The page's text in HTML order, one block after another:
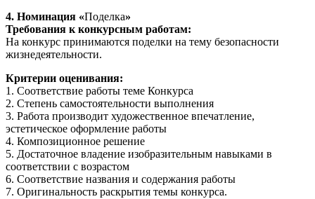
4. Номинация «Поделка»
Требования к конкурсным работам:
На конкурс принимаются поделки на тему безопасности
жизнедеятельности.
Критерии оценивания:
1. Соответствие работы теме Конкурса
2. Степень самостоятельности выполнения
3. Работа производит художественное впечатление,
эстетическое оформление работы
4. Композиционное решение
5. Достаточное владение изобразительным навыками в
соответствии с возрастом
6. Соответствие названия и содержания работы
7. Оригинальность раскрытия темы конкурса.